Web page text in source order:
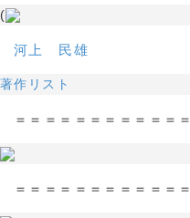
(
河上 民雄
著作リスト
＝＝＝＝＝＝＝＝＝＝＝＝
＝＝＝＝＝＝＝＝＝＝＝＝